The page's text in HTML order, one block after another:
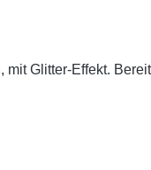
Glitter-Effekt.